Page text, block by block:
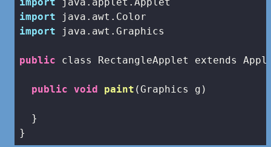
import
import java.awt.Graphics
public class RectangleApplet extends
public void paint (Graphics g)
  }
}